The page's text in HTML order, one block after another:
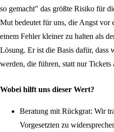
so gemacht" das größte Risiko für
Mut bedeutet für uns, die Angst vor
einem Fehler kleiner zu halten als
Lösung. Er ist die Basis dafür, dass
werden, die führen, statt nur Tickets
Wobei hilft uns dieser Wert?
Beratung mit Rückgrat: Wir
Vorgesetzten zu